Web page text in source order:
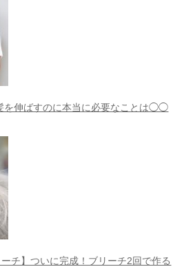
を伸ばすのに本当に必要なことは◯◯
チ】ついに完成！ブリーチ2回で作る